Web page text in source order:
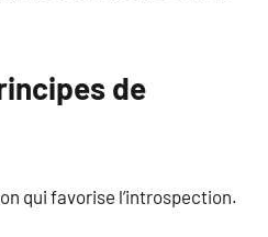
de
qui favorise l’introspection.